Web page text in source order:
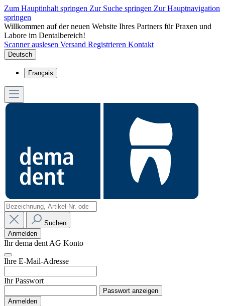
Zum Hauptinhalt springen Zur Suche springen Zur Hauptnavigation
springen
Willkommen auf der neuen Website Ihres Partners für Praxen und
Labore im Dentalbereich!
Scanner auslesen Versand Registrieren Kontakt
Deutsch
Français
Suchen
Anmelden
Ihr dema dent AG Konto
Ihre E-Mail-Adresse
Ihr Passwort
Passwort anzeigen
Anmelden